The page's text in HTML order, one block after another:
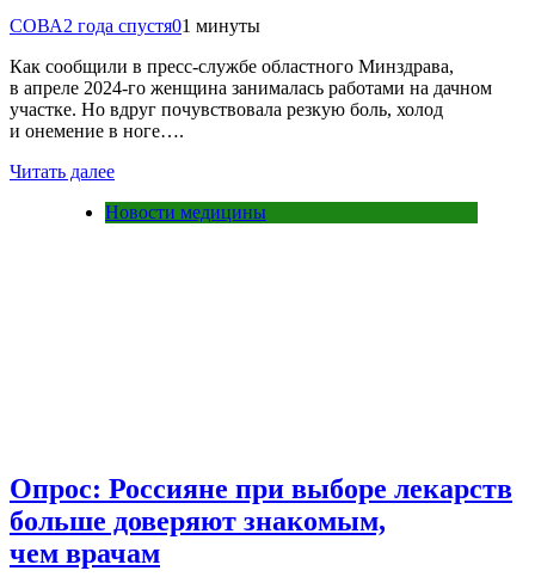
СОВА2 года спустя01 минуты
Как сообщили в пресс-службе областного Минздрава,
в апреле 2024-го женщина занималась работами на дачном
участке. Но вдруг почувствовала резкую боль, холод
и онемение в ноге….
Читать далее
Новости медицины
Опрос: Россияне при выборе лекарств
больше доверяют знакомым,
чем врачам